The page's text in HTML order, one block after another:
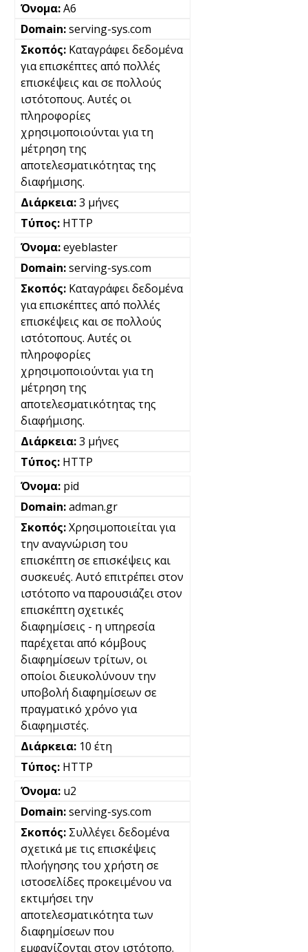
A6
serving-sys.com
Καταγράφει δεδομένα
για επισκέπτες από πολλές
επισκέψεις και σε πολλούς
ιστότοπους. Αυτές οι
πληροφορίες
χρησιμοποιούνται για τη
μέτρηση της
αποτελεσματικότητας της
διαφήμισης.
3 μήνες
HTTP
eyeblaster
serving-sys.com
Καταγράφει δεδομένα
για επισκέπτες από πολλές
επισκέψεις και σε πολλούς
ιστότοπους. Αυτές οι
πληροφορίες
χρησιμοποιούνται για τη
μέτρηση της
αποτελεσματικότητας της
διαφήμισης.
3 μήνες
HTTP
pid
adman.gr
Χρησιμοποιείται για
την αναγνώριση του
επισκέπτη σε επισκέψεις και
συσκευές. Αυτό επιτρέπει στον
ιστότοπο να παρουσιάζει στον
επισκέπτη σχετικές
διαφημίσεις - η υπηρεσία
παρέχεται από κόμβους
διαφημίσεων τρίτων, οι
οποίοι διευκολύνουν την
υποβολή διαφημίσεων σε
πραγματικό χρόνο για
διαφημιστές.
10 έτη
HTTP
u2
serving-sys.com
Συλλέγει δεδομένα
σχετικά με τις επισκέψεις
πλοήγησης του χρήστη σε
ιστοσελίδες προκειμένου να
εκτιμήσει την
αποτελεσματικότητα των
διαφημίσεων που
εμφανίζονται στον ιστότοπο.